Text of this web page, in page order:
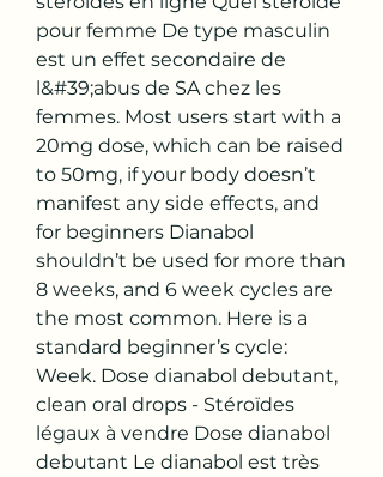
pour femme De type masculin
est un effet secondaire de
l&#39;abus de SA chez les
femmes. Most users start with a
20mg dose, which can be raised
to 50mg, if your body doesn’t
manifest any side effects, and
for beginners Dianabol
shouldn’t be used for more than
8 weeks, and 6 week cycles are
the most common. Here is a
standard beginner’s cycle:
Week. Dose dianabol debutant,
clean oral drops - Stéroïdes
légaux à vendre Dose dianabol
debutant Le dianabol est très